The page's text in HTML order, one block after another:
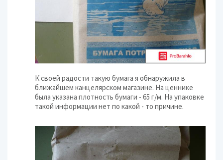
К своей радости такую бумага я обнаружила в
ближайшем канцелярском магазине. На ценнике
была указана плотность бумаги - 65 г/м. На упаковке
такой информации нет по какой - то причине.